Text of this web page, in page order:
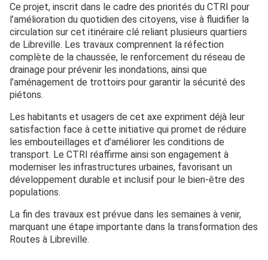
Ce projet, inscrit dans le cadre des priorités du CTRI pour
l’amélioration du quotidien des citoyens, vise à fluidifier la
circulation sur cet itinéraire clé reliant plusieurs quartiers
de Libreville. Les travaux comprennent la réfection
complète de la chaussée, le renforcement du réseau de
drainage pour prévenir les inondations, ainsi que
l’aménagement de trottoirs pour garantir la sécurité des
piétons.
Les habitants et usagers de cet axe expriment déjà leur
satisfaction face à cette initiative qui promet de réduire
les embouteillages et d’améliorer les conditions de
transport. Le CTRI réaffirme ainsi son engagement à
moderniser les infrastructures urbaines, favorisant un
développement durable et inclusif pour le bien-être des
populations.
La fin des travaux est prévue dans les semaines à venir,
marquant une étape importante dans la transformation des
Routes à Libreville.